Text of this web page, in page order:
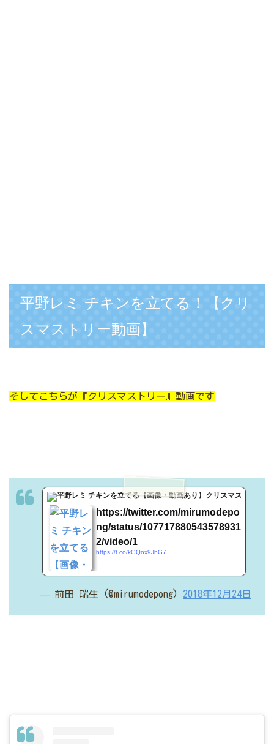
平野レミ チキンを立てる！【クリ
スマストリー動画】
そしてこちらが『クリスマストリー』動画です
https://twitter.com/mirumodepo
ng/status/107717880543578931
2/video/1
https://t.co/kGQox9JbG7
— 前田 瑞生 (@mirumodepong) 2018年12月24日